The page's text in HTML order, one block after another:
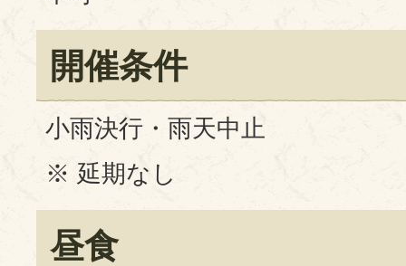
開催条件
小雨決行・雨天中止
※ 延期なし
昼食